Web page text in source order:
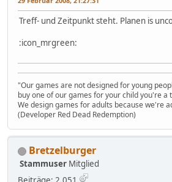
Treff- und Zeitpunkt steht. Planen is
:icon_mrgreen:
"Our games are not designed for young
buy one of our games for your child you're a
We design games for adults because we're
(Developer Red Dead Redemption)
Bretzelburger
Stammuser Mitglied